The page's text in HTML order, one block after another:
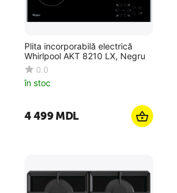
Plita incorporabilă electrică
Whirlpool AKT 8210 LX, Negru
0.0
în stoc
4 499MDL